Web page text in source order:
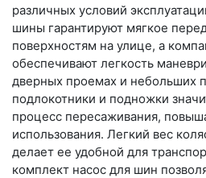
различных условий
шины гарантируют мягкое
поверхностям на улице, а
обеспечивают легкость
дверных проемах и
подлокотники и подножки
процесс пересаживания,
использования. Легкий вес
делает ее удобной для
комплект насос для шин